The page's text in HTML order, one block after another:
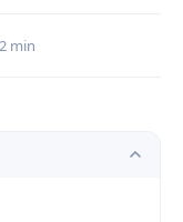
min